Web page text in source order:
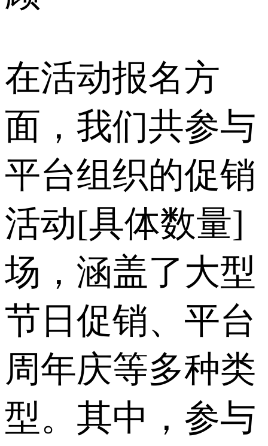
在活动报名方
面，我们共参与
平台组织的促销
活动[具体数量]
场，涵盖了大型
节日促销、平台
周年庆等多种类
型。其中，参与